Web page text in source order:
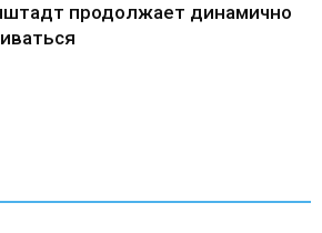
продолжает динамично